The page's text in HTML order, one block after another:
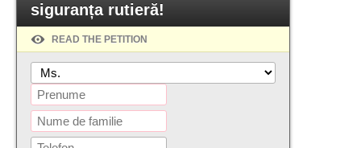
siguranța rutieră!
READ THE PETITION